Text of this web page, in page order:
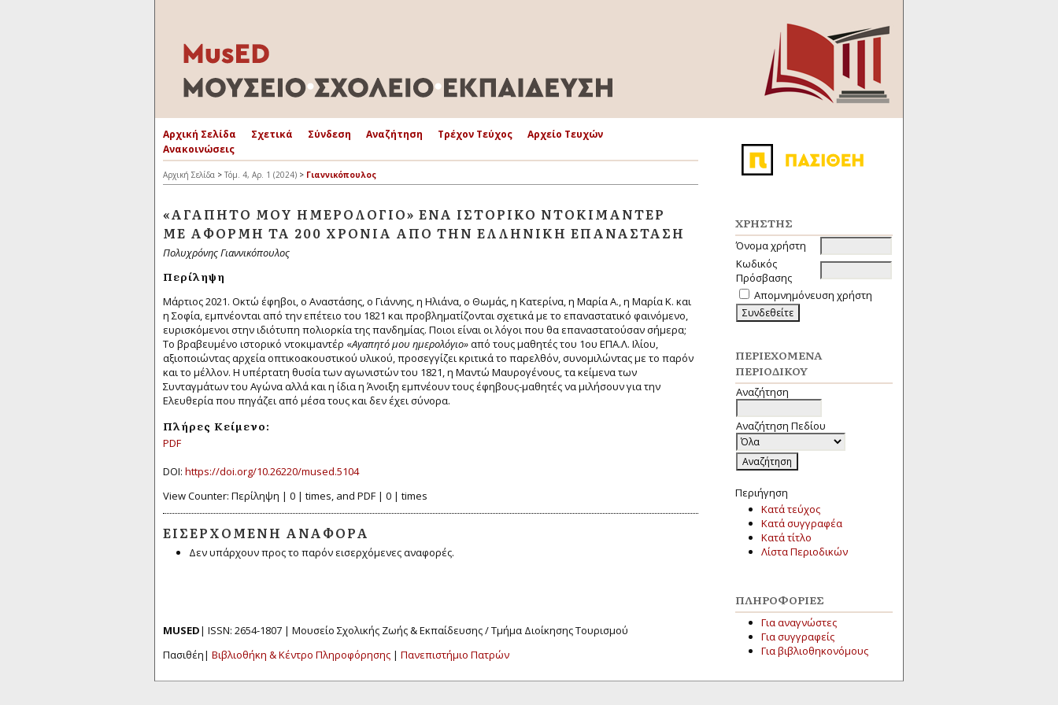
ΧΡΉΣΤΗΣ
Όνομα χρήστη
Κωδικός
Πρόσβασης
Απομνημόνευση χρήστη
ΠΕΡΙΕΧΌΜΕΝΑ
ΠΕΡΙΟΔΙΚΟΎ
Αναζήτηση
Αναζήτηση Πεδίου
Περιήγηση
Κατά τεύχος
Κατά συγγραφέα
Κατά τίτλο
Λίστα Περιοδικών
ΠΛΗΡΟΦΟΡΊΕΣ
Για αναγνώστες
Για συγγραφείς
Για βιβλιοθηκονόμους
Αρχική Σελίδα Σχετικά Σύνδεση Αναζήτηση Τρέχον Τεύχος
Αρχείο Τευχών
Ανακοινώσεις
Αρχική Σελίδα > Τόμ. 4, Αρ. 1 (2024) > Γιαννικόπουλος
«ΑΓΑΠΗΤΌ ΜΟΥ ΗΜΕΡΟΛΌΓΙΟ» ΈΝΑ ΙΣΤΟΡΙΚΌ ΝΤΟΚΙΜΑΝΤΈΡ
ΜΕ ΑΦΟΡΜΉ ΤΑ 200 ΧΡΌΝΙΑ ΑΠΌ ΤΗΝ ΕΛΛΗΝΙΚΉ ΕΠΑΝΆΣΤΑΣΗ
Πολυχρόνης Γιαννικόπουλος
Περίληψη
Μάρτιος 2021. Οκτώ έφηβοι, ο Αναστάσης, ο Γιάννης, η Ηλιάνα, ο Θωμάς, η Κατερίνα, η Μαρία Α., η Μαρία Κ. και
η Σοφία, εμπνέονται από την επέτειο του 1821 και προβληματίζονται σχετικά με το επαναστατικό φαινόμενο,
ευρισκόμενοι στην ιδιότυπη πολιορκία της πανδημίας. Ποιοι είναι οι λόγοι που θα επαναστατούσαν σήμερα;
Το βραβευμένο ιστορικό ντοκιμαντέρ «Αγαπητόμου ημερολόγιο»από τους μαθητές του 1ου ΕΠΑ.Λ. Ιλίου,
αξιοποιώντας αρχεία οπτικοακουστικού υλικού, προσεγγίζει κριτικά το παρελθόν, συνομιλώντας με το παρόν
και το μέλλον. Η υπέρτατη θυσία των αγωνιστών του 1821, η Μαντώ Μαυρογένους, τα κείμενα των
Συνταγμάτων του Αγώνα αλλά και η ίδια η Άνοιξη εμπνέουν τους έφηβους-μαθητές να μιλήσουν για την
Ελευθερία που πηγάζει από μέσα τους και δεν έχει σύνορα.
Πλήρες Κείμενο:
PDF
DOI: https://doi.org/10.26220/mused.5104
View Counter: Περίληψη | 0 | times, and PDF | 0 | times
ΕΙΣΕΡΧΌΜΕΝΗ ΑΝΑΦΟΡΆ
Δεν υπάρχουν προς το παρόν εισερχόμενες αναφορές.
MUSED| ISSN: 2654-1807 | Μουσείο Σχολικής Ζωής & Εκπαίδευσης / Τμήμα Διοίκησης Τουρισμού
Πασιθέη| Βιβλιοθήκη & Κέντρο Πληροφόρησης | Πανεπιστήμιο Πατρών